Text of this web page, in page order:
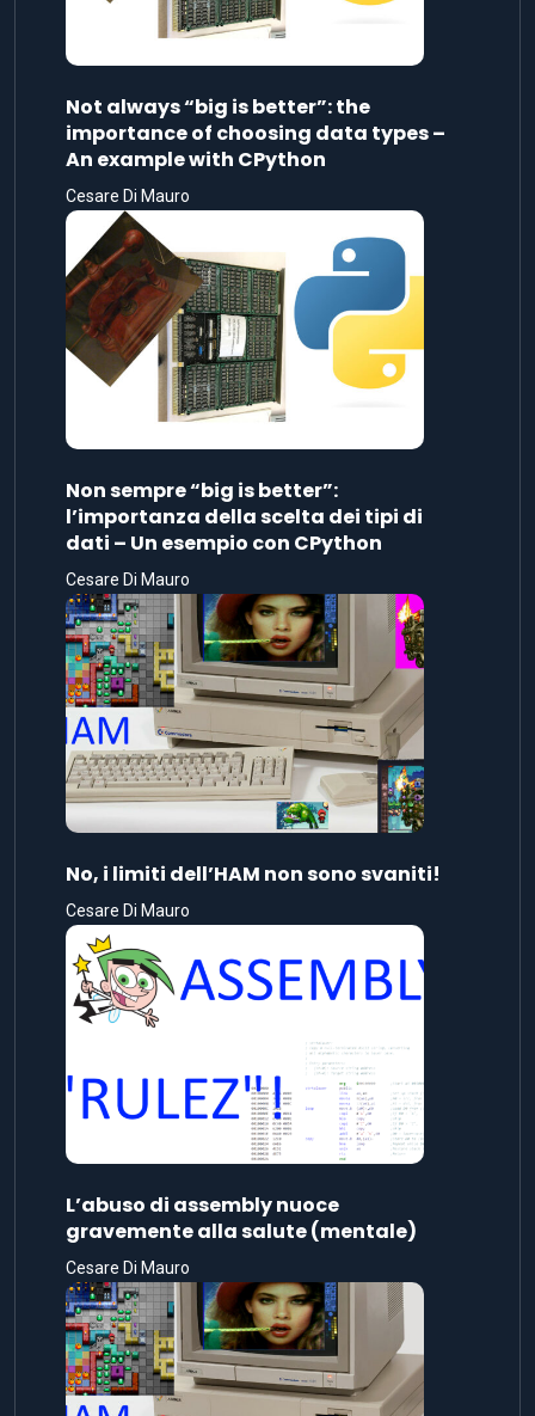
Not always “big is better”: the
importance of choosing data types –
An example with CPython
Cesare Di Mauro
Non sempre “big is better”:
l’importanza della scelta dei tipi di
dati – Un esempio con CPython
Cesare Di Mauro
No, i limiti dell’HAM non sono svaniti!
Cesare Di Mauro
L’abuso di assembly nuoce
gravemente alla salute (mentale)
Cesare Di Mauro